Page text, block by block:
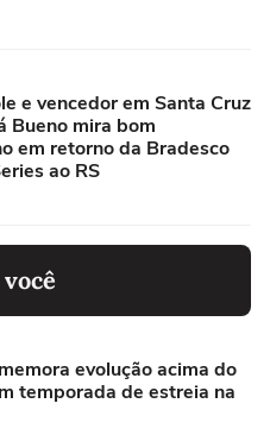
e vencedor em Santa Cruz
Bueno mira bom
em retorno da Bradesco
ao RS
evolução acima do
temporada de estreia na